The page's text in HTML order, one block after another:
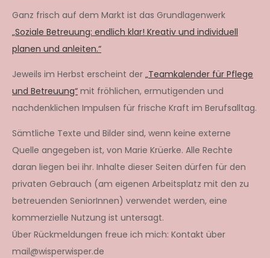
Ganz frisch auf dem Markt ist das Grundlagenwerk
„Soziale Betreuung: endlich klar! Kreativ und individuell
planen und anleiten.“
Jeweils im Herbst erscheint der „Teamkalender für Pflege
und Betreuung“ mit fröhlichen, ermutigenden und
nachdenklichen Impulsen für frische Kraft im Berufsalltag.
Sämtliche Texte und Bilder sind, wenn keine externe
Quelle angegeben ist, von Marie Krüerke. Alle Rechte
daran liegen bei ihr. Inhalte dieser Seiten dürfen für den
privaten Gebrauch (am eigenen Arbeitsplatz mit den zu
betreuenden SeniorInnen) verwendet werden, eine
kommerzielle Nutzung ist untersagt.
Über Rückmeldungen freue ich mich: Kontakt über
mail@wisperwisper.de